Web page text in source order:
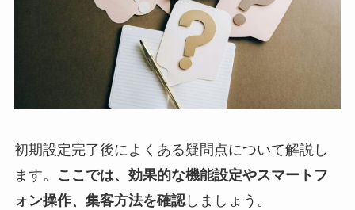
初期設定完了後によくある疑問点について解説し
ます。
ここでは、効果的な機能設定やスマートフ
ォン操作、集客方法を確認しましょう。